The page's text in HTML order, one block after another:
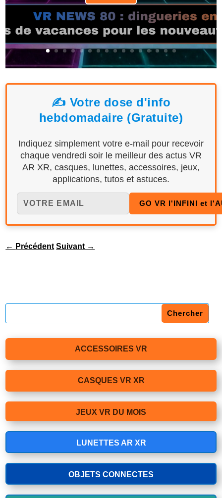
✍️ Votre dose d'info
hebdomadaire (Gratuite)
Indiquez simplement votre e-mail pour recevoir
chaque vendredi soir le meilleur des actus VR
AR XR, casques, lunettes, accessoires, jeux,
applications, tutos et astuces.
← Précédent Suivant →
ACCESSOIRES VR
CASQUES VR XR
JEUX VR DU MOIS
LUNETTES AR XR
OBJETS CONNECTES